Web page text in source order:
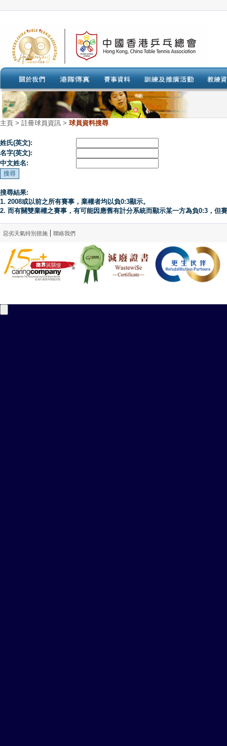
主頁 > 註冊球員資訊 > 球員資料搜尋
姓氏(英文):
名字(英文):
中文姓名:
搜尋結果:
1. 2008或以前之所有賽事，棄權者均以負0:3顯示。
2. 而有關雙棄權之賽事，有可能因應舊有計分系統而顯示某一方為負0:3，但